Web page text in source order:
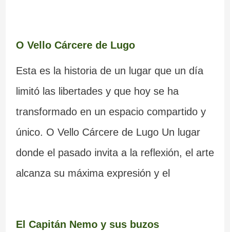
O Vello Cárcere de Lugo
Esta es la historia de un lugar que un día
limitó las libertades y que hoy se ha
transformado en un espacio compartido y
único. O Vello Cárcere de Lugo Un lugar
donde el pasado invita a la reflexión, el arte
alcanza su máxima expresión y el
El Capitán Nemo y sus buzos